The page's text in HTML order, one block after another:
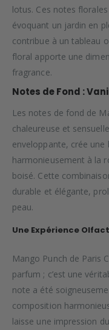
lotus. Ces notes
évoquant un jardin en
contribue à un tableau
floral apporte une
fragrance.
Notes de Fond :
Les notes de fond de
chaleureuse et
enveloppante, crée
harmonieusement à la
boisé. Cette
durable et élégante,
peau.
Une Expérience
Mango Punch de Paris
parfum ; c’est une
note a été
composition
laisse une impression